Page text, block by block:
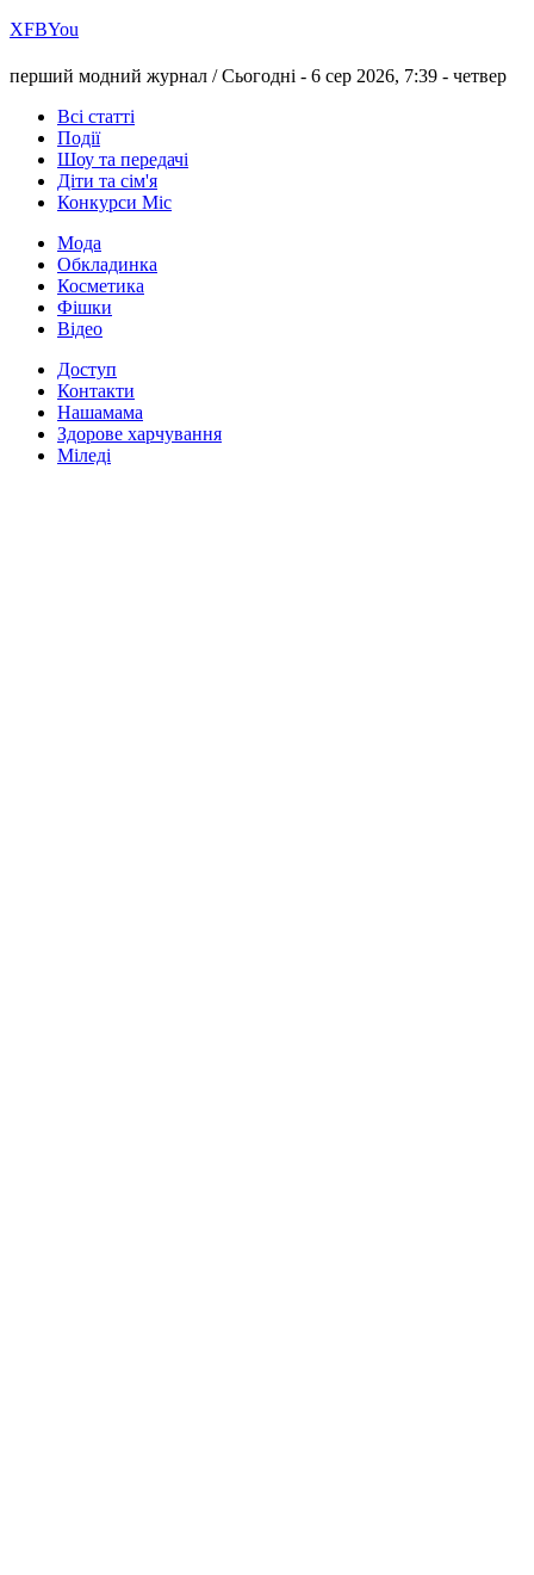
ХFBYou
перший модний журнал /Сьогодні - 6 сер 2026, 7:39 - четвер
Всі статті
Події
Шоу та передачі
Діти та сім'я
Конкурси Міс
Мода
Обкладинка
Косметика
Фішки
Відео
Доступ
Контакти
Нашамама
Здорове харчування
Міледі